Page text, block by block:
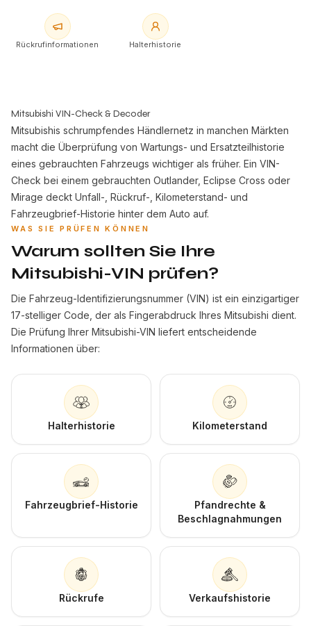
Rückrufinformationen Halterhistorie
Mitsubishi VIN-Check & Decoder
Mitsubishis schrumpfendes Händlernetz in manchen Märkten
macht die Überprüfung von Wartungs- und Ersatzteilhistorie
eines gebrauchten Fahrzeugs wichtiger als früher. Ein VIN-
Check bei einem gebrauchten Outlander, Eclipse Cross oder
Mirage deckt Unfall-, Rückruf-, Kilometerstand- und
Fahrzeugbrief-Historie hinter dem Auto auf.
WAS SIE PRÜFEN KÖNNEN
Warum sollten Sie Ihre
Mitsubishi-VIN prüfen?
Die Fahrzeug-Identifizierungsnummer (VIN) ist ein einzigartiger
17-stelliger Code, der als Fingerabdruck Ihres Mitsubishi dient.
Die Prüfung Ihrer Mitsubishi-VIN liefert entscheidende
Informationen über:
Halterhistorie Kilometerstand
Fahrzeugbrief-Historie
Pfandrechte &
Beschlagnahmungen
Rückrufe Verkaufshistorie